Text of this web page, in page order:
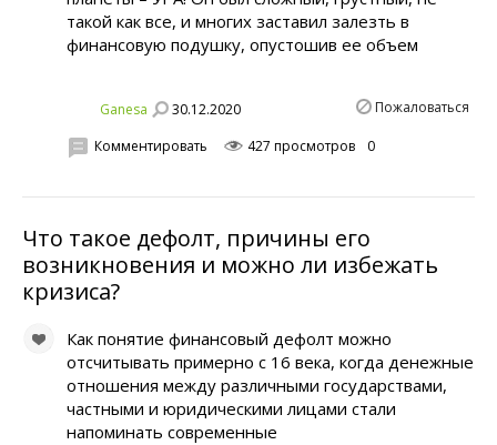
такой как все, и многих заставил залезть в
финансовую подушку, опустошив ее объем
Ganesa 30.12.2020 Пожаловаться
Комментировать 427 просмотров 0
Что такое дефолт, причины его
возникновения и можно ли избежать
кризиса?
Как понятие финансовый дефолт можно
отсчитывать примерно с 16 века, когда денежные
отношения между различными государствами,
частными и юридическими лицами стали
напоминать современные